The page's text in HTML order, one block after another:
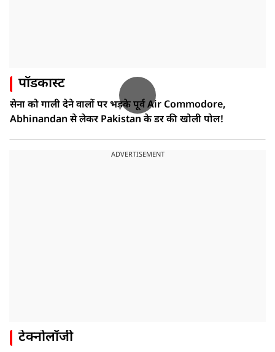
पॉडकास्ट
सेना को गाली देने वालों पर भड़के पूर्व Air Commodore,
Abhinandan से लेकर Pakistan के डर की खोली पोल!
ADVERTISEMENT
टेक्नोलॉजी